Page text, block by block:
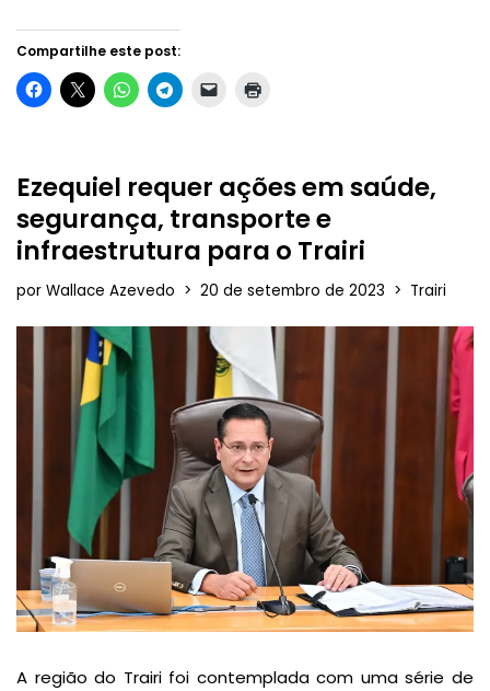
Compartilhe este post:
Ezequiel requer ações em saúde,
segurança, transporte e
infraestrutura para o Trairi
por Wallace Azevedo 20 de setembro de 2023 Trairi
A região do Trairi foi contemplada com uma série de